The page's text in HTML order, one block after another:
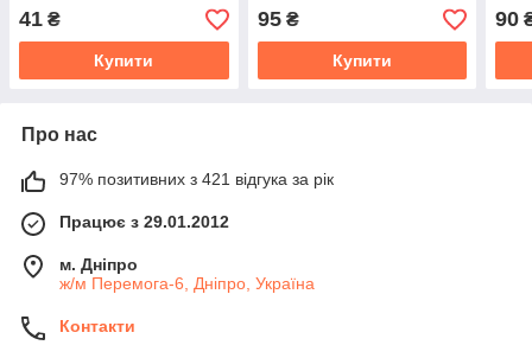
41 ₴
Купити
95₴
Купити
90
Про нас
97% позитивних з 421 відгука за рік
Працює з 29.01.2012
м. Дніпро
ж/м Перемога-6, Дніпро, Україна
Контакти